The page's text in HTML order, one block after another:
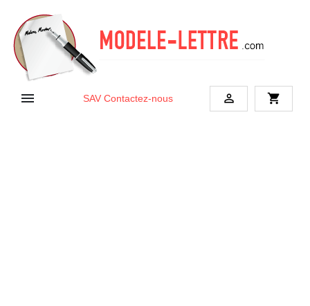
 SAV Contactez-nous  shopping_cart